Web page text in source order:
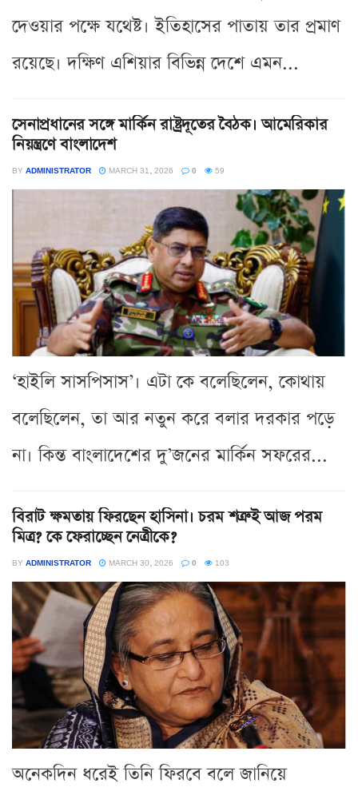
দেওয়ার পক্ষে যথেষ্ট। ইতিহাসের পাতায় তার প্রমাণ
রয়েছে। দক্ষিণ এশিয়ার বিভিন্ন দেশে এমন...
সেনাপ্রধানের সঙ্গে মার্কিন রাষ্ট্রদূতের বৈঠক। আমেরিকার
নিয়ন্ত্রণে বাংলাদেশ
BY ADMINISTRATOR MARCH 31, 2026 0 59
‘হাইলি সাসপিসাস’। এটা কে বলেছিলেন, কোথায়
বলেছিলেন, তা আর নতুন করে বলার দরকার পড়ে
না। কিন্ত বাংলাদেশের দু’জনের মার্কিন সফরের...
বিরাট ক্ষমতায় ফিরছেন হাসিনা। চরম শত্রুই আজ পরম
মিত্র? কে ফেরাচ্ছেন নেত্রীকে?
BY ADMINISTRATOR MARCH 30, 2026 0 103
অনেকদিন ধরেই তিনি ফিরবে বলে জানিয়ে